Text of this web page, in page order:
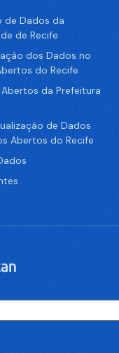
de Dados da
de Recife
dos Dados no
do Recife
da Prefeitura
de Dados
Abertos do Recife